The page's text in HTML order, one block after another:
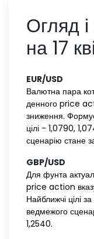
Огляд
на 17
EUR/USD‌ ‌
Валютна пара
денного price
зниження.
цілі - 1,0790,
сценарію стане
GBP/USD‌ ‌
Для фунта
price action
Найближчі цілі
ведмежого
1,2540.